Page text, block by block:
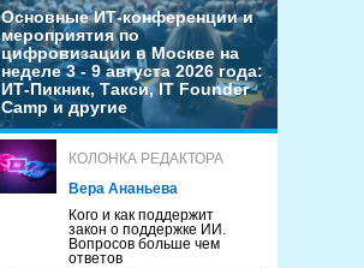
Основные ИТ-конференции и
мероприятия по
цифровизации в Москве на
неделе 3 - 9 августа 2026 года:
ИТ-Пикник, Такси, IT Founder
Camp и другие
КОЛОНКА РЕДАКТОРА
Вера Ананьева
Кого и как поддержит
закон о поддержке ИИ.
Вопросов больше чем
ответов